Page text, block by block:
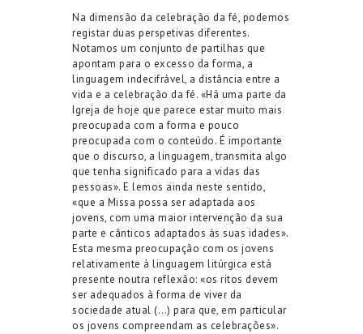
Na dimensão da celebração da fé, podemos
registar duas perspetivas diferentes.
Notamos um conjunto de partilhas que
apontam para o excesso da forma, a
linguagem indecifrável, a distância entre a
vida e a celebração da fé. «Há uma parte da
Igreja de hoje que parece estar muito mais
preocupada com a forma e pouco
preocupada com o conteúdo. É importante
que o discurso, a linguagem, transmita algo
que tenha significado para a vidas das
pessoas». E lemos ainda neste sentido,
«que a Missa possa ser adaptada aos
jovens, com uma maior intervenção da sua
parte e cânticos adaptados às suas idades».
Esta mesma preocupação com os jovens
relativamente à linguagem litúrgica está
presente noutra reflexão: «os ritos devem
ser adequados à forma de viver da
sociedade atual (…) para que, em particular
os jovens compreendam as celebrações».